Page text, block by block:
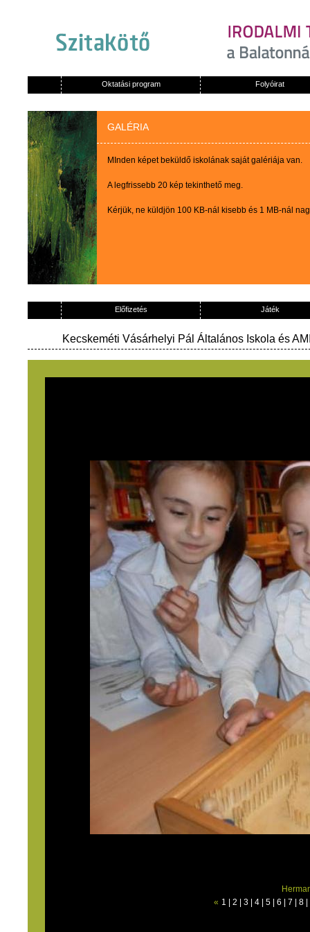
Oktatási program Folyóirat
GALÉRIA
MInden képet beküldő iskolának saját galériája van.
A legfrissebb 20 kép tekinthető meg.
Kérjük, ne küldjön 100 KB-nál kisebb és 1 MB-nál
Előfizetés Játék
Kecskeméti Vásárhelyi Pál Általános Iskola és
« 1 2 3| 4| 5| 6 7 8|